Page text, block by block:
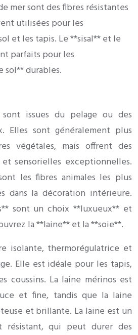
mer sont des fibres résistantes
utilisées pour les
et les tapis. Le **sisal** et le
parfaits pour les
sol** durables.
sont issues du pelage ou des
Elles sont généralement plus
végétales, mais offrent des
sensorielles exceptionnelles.
les fibres animales les plus
dans la décoration intérieure.
sont un choix **luxueux** et
la **laine** et la **soie**.
isolante, thermorégulatrice et
Elle est idéale pour les tapis,
coussins. La laine mérinos est
et fine, tandis que la laine
et brillante. La laine est un
résistant, qui peut durer des